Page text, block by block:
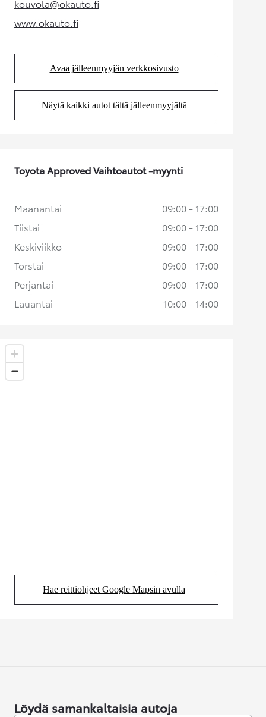
kouvola@okauto.fi(Aukeaa uudessa välilehdessä)
www.okauto.fi(Aukeaa uudessa välilehdessä)
Avaa jälleenmyyjän verkkosivusto
(Aukeaa uudessa välilehdessä)
Näytä kaikki autot tältä jälleenmyyjältä
(Aukeaa uudessa välilehdessä)
Hae reittiohjeet Google Mapsin avulla
(Aukeaa uudessa välilehdessä)
Toyota Approved Vaihtoautot -myynti
Maanantai
09:00 - 17:00
Tiistai
09:00 - 17:00
Keskiviikko
09:00 - 17:00
Torstai
09:00 - 17:00
Perjantai
09:00 - 17:00
Lauantai
10:00 - 14:00
Löydä samankaltaisia autoja